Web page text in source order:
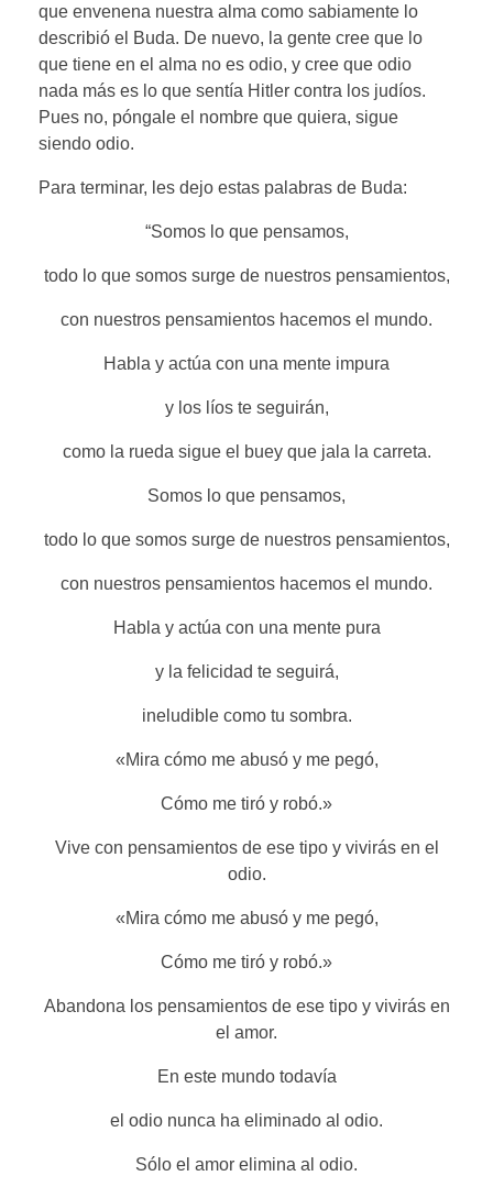
que envenena nuestra alma como sabiamente lo
describió el Buda. De nuevo, la gente cree que lo
que tiene en el alma no es odio, y cree que odio
nada más es lo que sentía Hitler contra los judíos.
Pues no, póngale el nombre que quiera, sigue
siendo odio.
Para terminar, les dejo estas palabras de Buda:
“Somos lo que pensamos,
todo lo que somos surge de nuestros pensamientos,
con nuestros pensamientos hacemos el mundo.
Habla y actúa con una mente impura
y los líos te seguirán,
como la rueda sigue el buey que jala la carreta.
Somos lo que pensamos,
todo lo que somos surge de nuestros pensamientos,
con nuestros pensamientos hacemos el mundo.
Habla y actúa con una mente pura
y la felicidad te seguirá,
ineludible como tu sombra.
«Mira cómo me abusó y me pegó,
Cómo me tiró y robó.»
Vive con pensamientos de ese tipo y vivirás en el
odio.
«Mira cómo me abusó y me pegó,
Cómo me tiró y robó.»
Abandona los pensamientos de ese tipo y vivirás en
el amor.
En este mundo todavía
el odio nunca ha eliminado al odio.
Sólo el amor elimina al odio.